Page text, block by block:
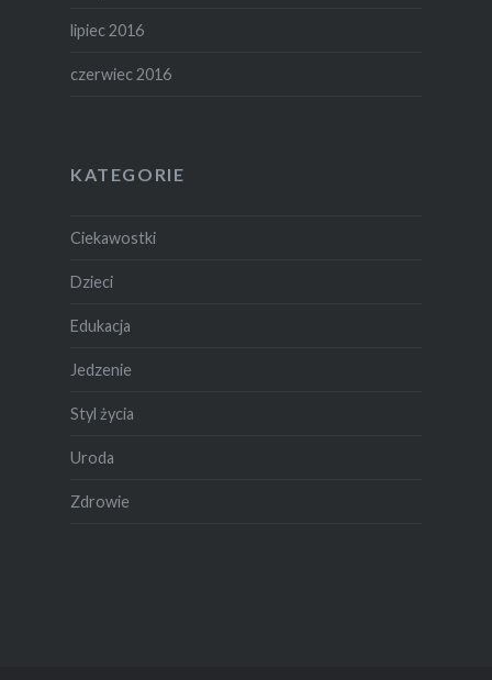
lipiec 2016
czerwiec 2016
KATEGORIE
Ciekawostki
Dzieci
Edukacja
Jedzenie
Styl życia
Uroda
Zdrowie